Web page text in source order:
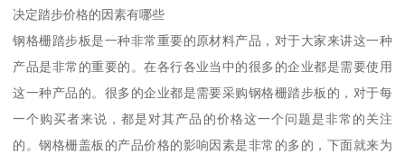
决定踏步价格的因素有哪些
钢格栅踏步板是一种非常重要的原材料产品，对于大家来讲这一种
产品是非常的重要的。在各行各业当中的很多的企业都是需要使用
这一种产品的。很多的企业都是需要采购钢格栅踏步板的，对于每
一个购买者来说，都是对其产品的价格这一个问题是非常的关注
的。钢格栅盖板的产品价格的影响因素是非常的多的，下面就来为